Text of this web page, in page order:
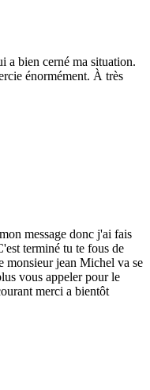
a bien cerné ma situation.
énormément. À très
message donc j'ai fais
terminé tu te fous de
monsieur jean Michel va se
vous appeler pour le
merci a bientôt